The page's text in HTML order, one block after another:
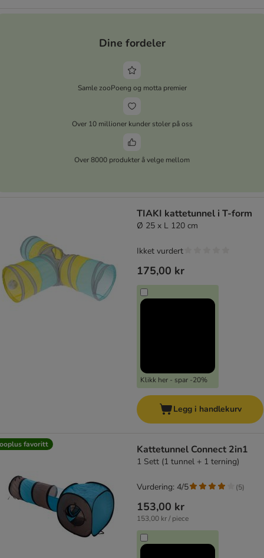
Dine fordeler
Samle zooPoeng og motta premier
Over 10 millioner kunder stoler på oss
Over 8000 produkter å velge mellom
TIAKI kattetunnel i T-form
Ø 25 x L 120 cm
175,00 kr
Klikk her - spar -20%
Ikket vurdert
Legg i handlekurv
favoritt Kattetunnel Connect 2in1
1 Sett (1 tunnel + 1 terning)
153,00 kr
153,00 kr / piece
Vurdering: 4/5 (5)